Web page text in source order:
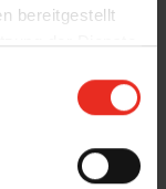
bereitgestellt
der Dienste